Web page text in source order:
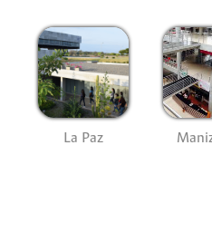
La Paz